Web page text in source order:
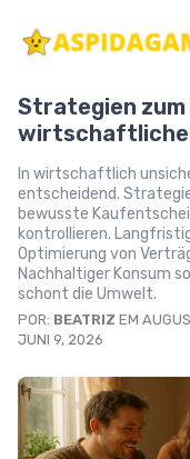
Strategien zum
In wirtschaftlich
entscheidend.
bewusste
kontrollieren.
Optimierung von
Nachhaltiger Konsum
schont die Umwelt.
POR: BEATRIZ EM
JUNI 9, 2026